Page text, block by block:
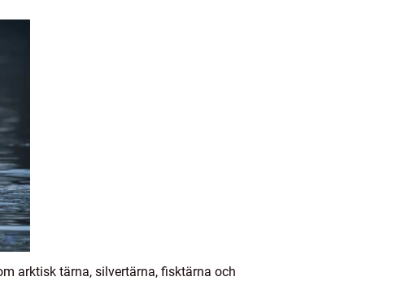
arktisk tärna, silvertärna, fisktärna och